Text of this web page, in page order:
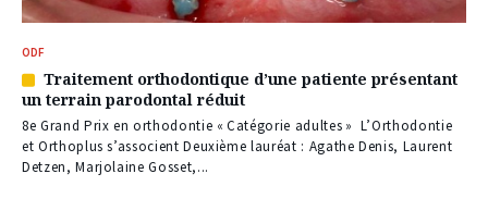
ODF
Article
réservé
à
nos
abonnés
Traitement orthodontique d’une patiente présentant
un terrain parodontal réduit
8e Grand Prix en orthodontie « Catégorie adultes » L’Orthodontie
et Orthoplus s’associent Deuxième lauréat : Agathe Denis, Laurent
Detzen, Marjolaine Gosset,...